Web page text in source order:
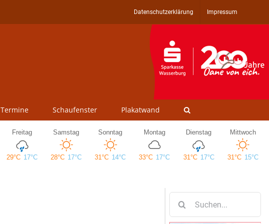
Datenschutzerklärung Impressum
Termine Schaufenster Plakatwand
nach: